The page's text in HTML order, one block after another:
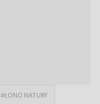
#ŁONO NATURY